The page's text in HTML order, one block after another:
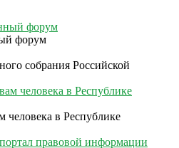
форум
собрания Российской
в Республике